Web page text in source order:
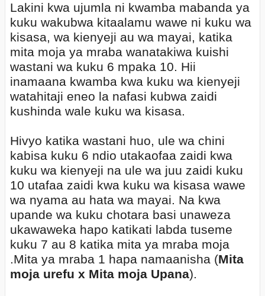
Lakini kwa ujumla ni kwamba mabanda ya
kuku wakubwa kitaalamu wawe ni kuku wa
kisasa, wa kienyeji au wa mayai, katika
mita moja ya mraba wanatakiwa kuishi
wastani wa kuku 6 mpaka 10. Hii
inamaana kwamba kwa kuku wa kienyeji
watahitaji eneo la nafasi kubwa zaidi
kushinda wale kuku wa kisasa.
Hivyo katika wastani huo, ule wa chini
kabisa kuku 6 ndio utakaofaa zaidi kwa
kuku wa kienyeji na ule wa juu zaidi kuku
10 utafaa zaidi kwa kuku wa kisasa wawe
wa nyama au hata wa mayai. Na kwa
upande wa kuku chotara basi unaweza
ukawaweka hapo katikati labda tuseme
kuku 7 au 8 katika mita ya mraba moja
.Mita ya mraba 1 hapa namaanisha (Mita
moja urefu x Mita moja Upana).